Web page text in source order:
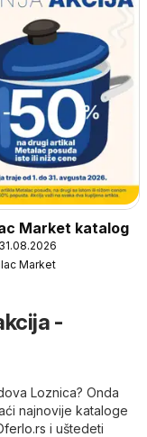
Market katalog
Market
-
Loznica? Onda
najnovije kataloge
i uštedeti